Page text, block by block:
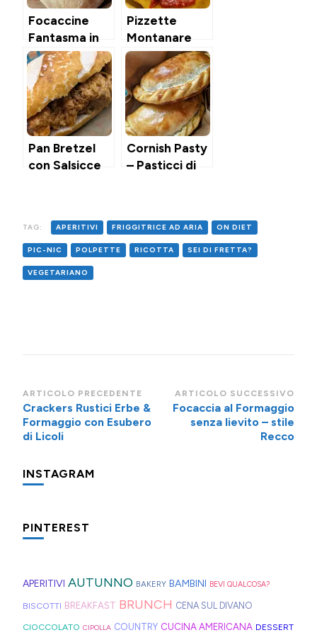
Focaccine
Fantasma in
Air Fryer
Pizzette
Montanare
nell’Air Fryer
Pan Bretzel
con Salsicce
Cornish Pasty
– Pasticci di
TAG: APERITIVI FRIGGITRICE AD ARIA ON DIET
PIC-NIC POLPETTE RICOTTA SEI DI FRETTA?
VEGETARIANO
Navigazione
articoli
ARTICOLO PRECEDENTE
Crackers Rustici Erbe &
Formaggio con Esubero
di Licoli
ARTICOLO SUCCESSIVO
Focaccia al Formaggio
senza lievito – stile
Recco
INSTAGRAM
cosa
subito
"colazione
in
a
a
evitare
anche
io
l'ennesima
prepariamo
bevanda
tedesca
alla
promemoria
aggiungere
nel
carrello
periodo
spesso,
è
fonte
dei
non
serve
molto:
pizzette
da
preparare,
sul
PINTEREST
APERITIVI AUTUNNO BAKERY BAMBINI BEVI QUALCOSA?
BISCOTTI BREAKFAST BRUNCH CENA SUL DIVANO
CIOCCOLATO CIPOLLA COUNTRY CUCINA AMERICANA DESSERT